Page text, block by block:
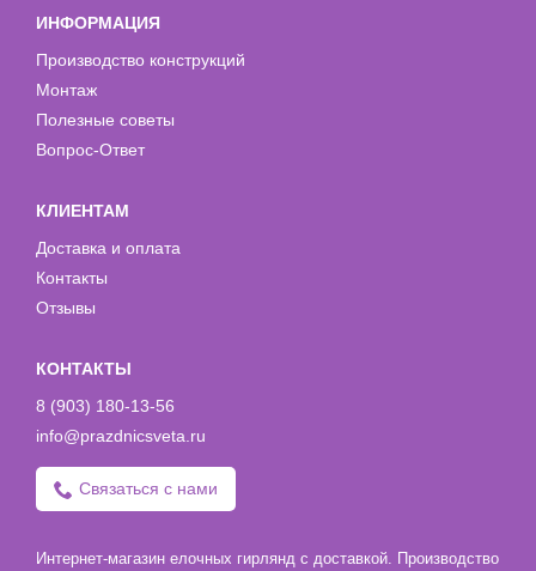
ИНФОРМАЦИЯ
Производство конструкций
Монтаж
Полезные советы
Вопрос-Ответ
КЛИЕНТАМ
Доставка и оплата
Контакты
Отзывы
КОНТАКТЫ
8 (903) 180-13-56
info@prazdnicsveta.ru
Связаться с нами
Интернет-магазин елочных гирлянд с доставкой. Производство